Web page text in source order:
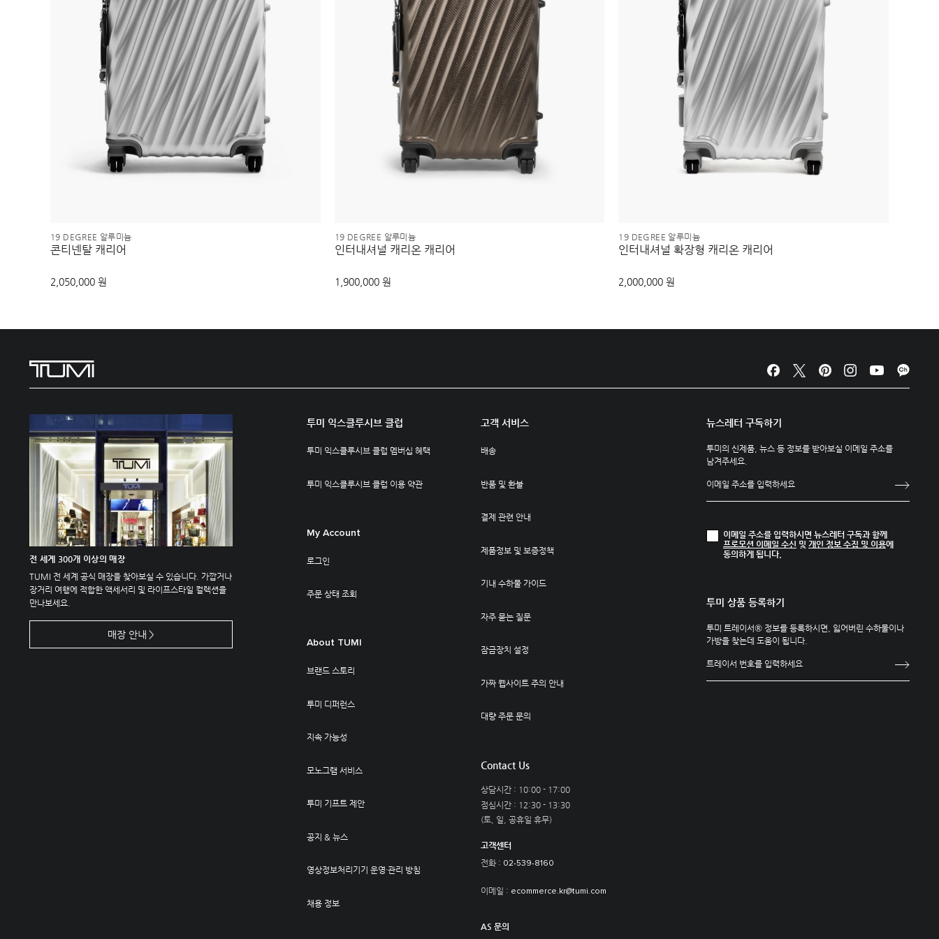
19 DEGREE 알루미늄
콘티넨탈 캐리어
2,050,000 원
19 DEGREE 알루미늄
인터내셔널 캐리온 캐리어
1,900,000 원
19 DEGREE 알루미늄
인터내셔널 확장형 캐리온 캐리어
2,000,000 원
전 세계 300개 이상의 매장
TUMI 전 세계 공식 매장을 찾아보실 수 있습니다. 가깝거나
장거리 여행에 적합한 액세서리 및 라이프스타일 컬렉션을
만나보세요.
매장 안내
투미 익스클루시브 클럽
투미 익스클루시브 클럽 멤버십 혜택
투미 익스클루시브 클럽 이용 약관
My Account
로그인
주문 상태 조회
About TUMI
브랜드 스토리
투미 디퍼런스
지속 가능성
모노그램 서비스
투미 기프트 제안
공지 & 뉴스
영상정보처리기기 운영·관리 방침
채용 정보
고객 서비스
배송
반품 및 환불
결제 관련 안내
제품정보 및 보증정책
기내 수하물 가이드
자주 묻는 질문
잠금장치 설정
가짜 웹사이트 주의 안내
대량 주문 문의
Contact Us
상담시간 : 10:00 - 17:00
점심시간 : 12:30 - 13:30
(토, 일, 공휴일 휴무)
고객센터
전화 : 02-539-8160
이메일 : ecommerce.kr@tumi.com
AS 문의
뉴스레터 구독하기
투미의 신제품, 뉴스 등 정보를 받아보실 이메일 주소를
남겨주세요.
이메일 주소를 입력하시면 뉴스레터 구독과 함께
프로모션 이메일 수신 및 개인 정보 수집 및 이용에
동의하게 됩니다.
투미 상품 등록하기
투미 트레이서® 정보를 등록하시면, 잃어버린 수하물이나
가방을 찾는데 도움이 됩니다.